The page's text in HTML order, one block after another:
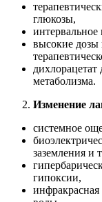
глюкозы,
интервальное
высокие дозы
метаболизма.
Изменение
системное
заземления
гипоксии,
инфракрасная